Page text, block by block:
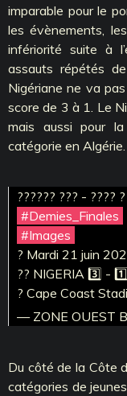
imparable pour le
les évènements,
infériorité suite à
assauts répétés
Nigériane ne va
score de 3 à 1. Le
mais aussi pour
catégorie en Algérie.
?????? ??? - ????
#Demies_Finales
#Images
? Mardi 21 juin
?? NIGERIA 3️⃣ -
? Cape Coast
— ZONE OUEST
Du côté de la Côte
catégories de